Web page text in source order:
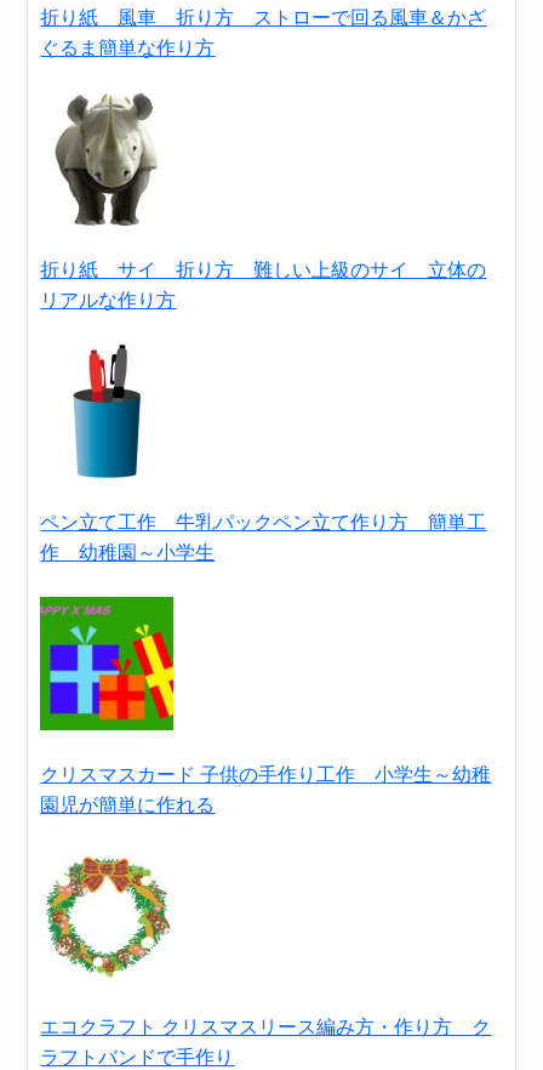
折り紙 風車 折り方 ストローで回る風車＆かざ
ぐるま簡単な作り方
折り紙 サイ 折り方 難しい上級のサイ 立体の
リアルな作り方
ペン立て工作 牛乳パックペン立て作り方 簡単工
作 幼稚園～小学生
クリスマスカード 子供の手作り工作 小学生～幼稚
園児が簡単に作れる
エコクラフト クリスマスリース編み方・作り方 ク
ラフトバンドで手作り